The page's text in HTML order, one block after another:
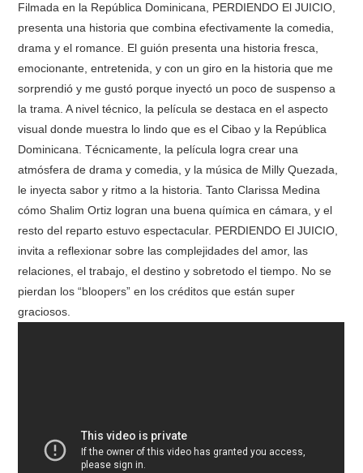
Filmada en la República Dominicana, PERDIENDO El JUICIO,
presenta una historia que combina efectivamente la comedia,
drama y el romance. El guión presenta una historia fresca,
emocionante, entretenida, y con un giro en la historia que me
sorprendió y me gustó porque inyectó un poco de suspenso a
la trama. A nivel técnico, la película se destaca en el aspecto
visual donde muestra lo lindo que es el Cibao y la República
Dominicana. Técnicamente, la película logra crear una
atmósfera de drama y comedia, y la música de Milly Quezada,
le inyecta sabor y ritmo a la historia. Tanto Clarissa Medina
cómo Shalim Ortiz logran una buena química en cámara, y el
resto del reparto estuvo espectacular. PERDIENDO El JUICIO,
invita a reflexionar sobre las complejidades del amor, las
relaciones, el trabajo, el destino y sobretodo el tiempo. No se
pierdan los “bloopers” en los créditos que están super
graciosos.